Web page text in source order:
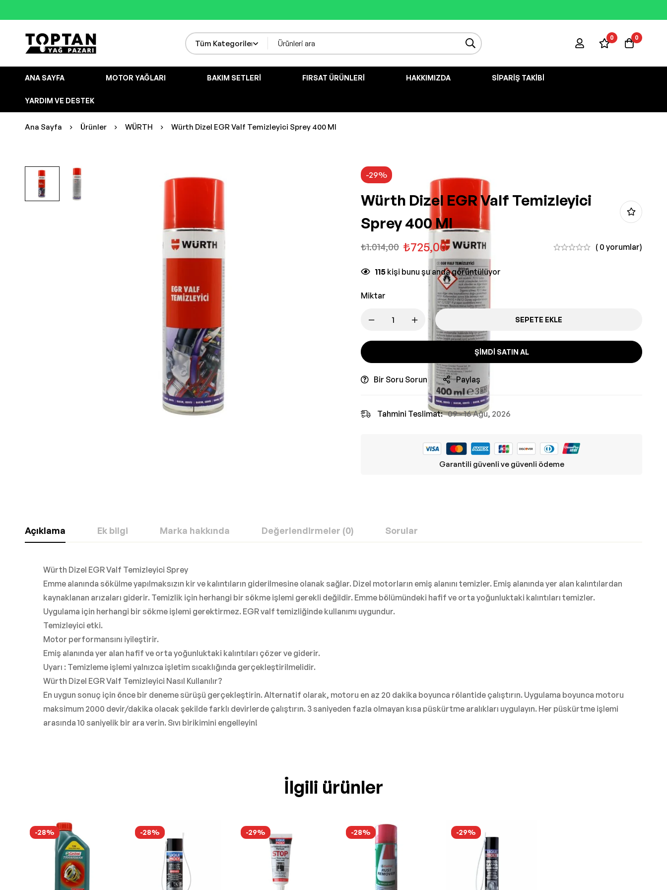
0 0
ANA SAYFA MOTOR YAĞLARI BAKIM SETLERI FIRSAT ÜRÜNLERI HAKKIMIZDA SIPARIŞ TAKIBI
YARDIM VE DESTEK
Ana Sayfa Ürünler WÜRTH Würth Dizel EGR Valf Temizleyici Sprey 400 Ml
-29%
Würth Dizel EGR Valf Temizleyici
Sprey 400 Ml
₺1.014,00 ₺725,00 ( 0 yorumlar)
115 kişi bunu şu anda görüntülüyor
Miktar
SEPETE EKLE
ŞIMDI SATIN AL
Bir Soru Sorun Paylaş
Tahmini Teslimat: 09 - 16 Ağu, 2026
Garantili güvenli ve güvenli ödeme
Açıklama Ek bilgi Marka hakkında Değerlendirmeler (0) Sorular
Würth Dizel EGR Valf Temizleyici Sprey
Emme alanında sökülme yapılmaksızın kir ve kalıntıların giderilmesine olanak sağlar. Dizel motorların emiş alanını temizler. Emiş alanında yer alan kalıntılardan
kaynaklanan arızaları giderir. Temizlik için herhangi bir sökme işlemi gerekli değildir. Emme bölümündeki hafif ve orta yoğunluktaki kalıntıları temizler.
Uygulama için herhangi bir sökme işlemi gerektirmez. EGR valf temizliğinde kullanımı uygundur.
Temizleyici etki.
Motor performansını iyileştirir.
Emiş alanında yer alan hafif ve orta yoğunluktaki kalıntıları çözer ve giderir.
Uyarı : Temizleme işlemi yalnızca işletim sıcaklığında gerçekleştirilmelidir.
Würth Dizel EGR Valf Temizleyici Nasıl Kullanılır?
En uygun sonuç için önce bir deneme sürüşü gerçekleştirin. Alternatif olarak, motoru en az 20 dakika boyunca rölantide çalıştırın. Uygulama boyunca motoru
maksimum 2000 devir/dakika olacak şekilde farklı devirlerde çalıştırın. 3 saniyeden fazla olmayan kısa püskürtme aralıkları uygulayın. Her püskürtme işlemi
arasında 10 saniyelik bir ara verin. Sıvı birikimini engelleyin!
İlgili ürünler
-28% -28% -29% -28% -29%